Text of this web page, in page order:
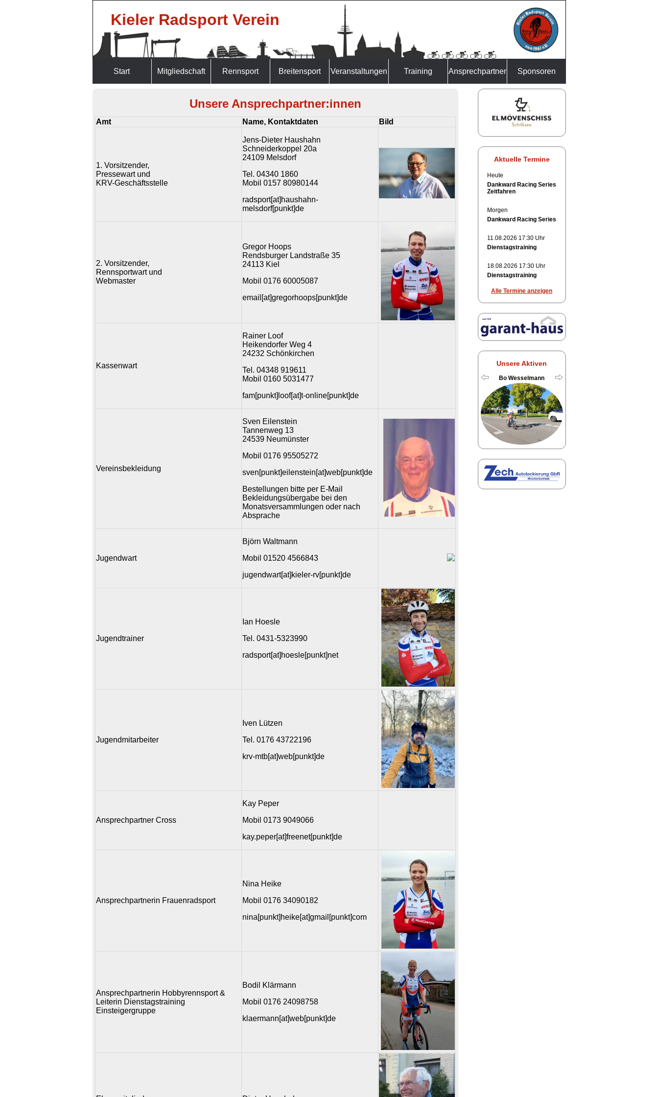
Kieler Radsport Verein
Start Mitgliedschaft Rennsport Breitensport Veranstaltungen Training Ansprechpartner Sponsoren
Unsere Ansprechpartner:innen
Amt Name, Kontaktdaten Bild
1. Vorsitzender,
Pressewart und
KRV-Geschäftsstelle
Jens-Dieter Haushahn
Schneiderkoppel 20a
24109 Melsdorf
Tel. 04340 1860
Mobil 0157 80980144
radsport[at]haushahn-
melsdorf[punkt]de
2. Vorsitzender,
Rennsportwart und
Webmaster
Gregor Hoops
Rendsburger Landstraße 35
24113 Kiel
Mobil 0176 60005087
email[at]gregorhoops[punkt]de
Kassenwart
Rainer Loof
Heikendorfer Weg 4
24232 Schönkirchen
Tel. 04348 919611
Mobil 0160 5031477
fam[punkt]loof[at]t-online[punkt]de
Vereinsbekleidung
Sven Eilenstein
Tannenweg 13
24539 Neumünster
Mobil 0176 95505272
sven[punkt]eilenstein[at]web[punkt]de
Bestellungen bitte per E-Mail
Bekleidungsübergabe bei den
Monatsversammlungen oder nach
Absprache
Jugendwart
Björn Waltmann
Mobil 01520 4566843
jugendwart[at]kieler-rv[punkt]de
Jugendtrainer
Ian Hoesle
Tel. 0431-5323990
radsport[at]hoesle[punkt]net
Jugendmitarbeiter
Iven Lützen
Tel. 0176 43722196
krv-mtb[at]web[punkt]de
Ansprechpartner Cross
Kay Peper
Mobil 0173 9049066
kay.peper[at]freenet[punkt]de
Ansprechpartnerin Frauenradsport
Nina Heike
Mobil 0176 34090182
nina[punkt]heike[at]gmail[punkt]com
Ansprechpartnerin Hobbyrennsport &
Leiterin Dienstagstraining
Einsteigergruppe
Bodil Klärmann
Mobil 0176 24098758
klaermann[at]web[punkt]de
Aktuelle Termine
Heute
Dankward Racing Series
Zeitfahren
Morgen
Dankward Racing Series
11.08.2026 17:30 Uhr
Dienstagstraining
18.08.2026 17:30 Uhr
Dienstagstraining
Alle Termine anzeigen
Unsere Aktiven
Bo Wesselmann